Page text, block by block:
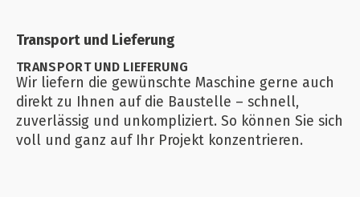
Transport und Lieferung
TRANSPORT UND LIEFERUNG
Wir liefern die gewünschte Maschine gerne auch
direkt zu Ihnen auf die Baustelle – schnell,
zuverlässig und unkompliziert. So können Sie sich
voll und ganz auf Ihr Projekt konzentrieren.